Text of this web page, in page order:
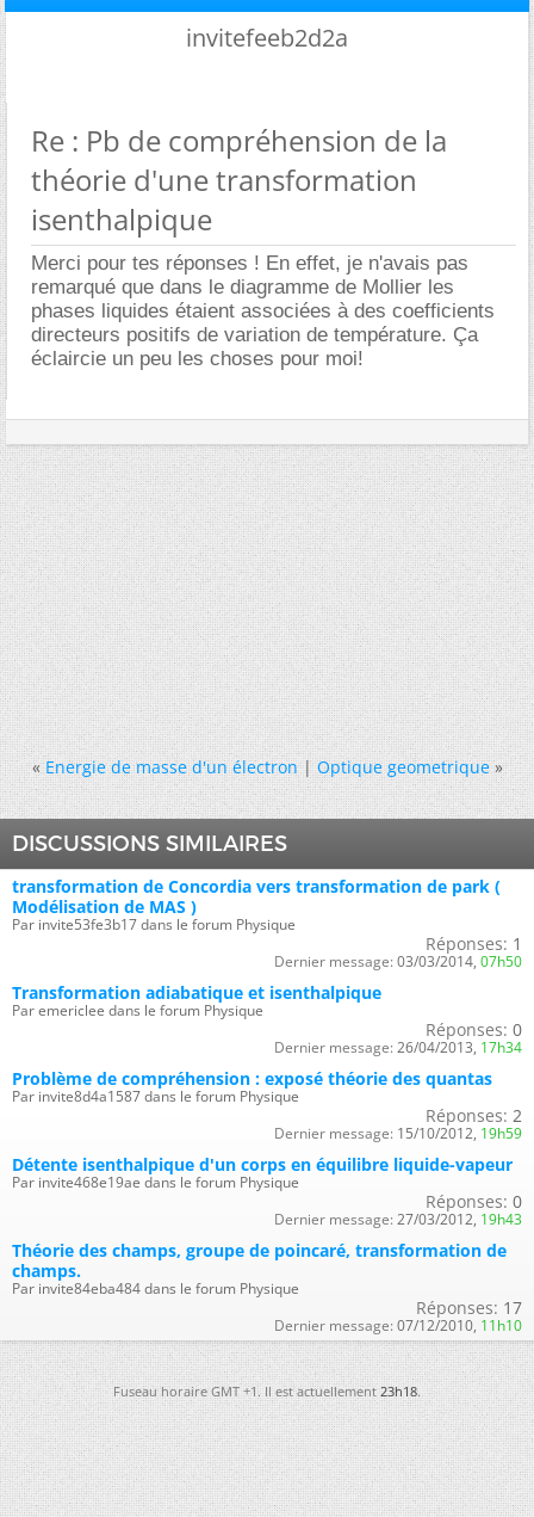
invitefeeb2d2a
Re : Pb de compréhension de la
théorie d'une transformation
isenthalpique
Merci pour tes réponses ! En effet, je n'avais pas
remarqué que dans le diagramme de Mollier les
phases liquides étaient associées à des coefficients
directeurs positifs de variation de température. Ça
éclaircie un peu les choses pour moi!
« Energie de masse d'un électron|Optique geometrique »
DISCUSSIONS SIMILAIRES
transformation de Concordia vers transformation de park (
Modélisation de MAS )
Par invite53fe3b17 dans le forum Physique
Réponses: 1
Dernier message: 03/03/2014, 07h50
Transformation adiabatique et isenthalpique
Par emericlee dans le forum Physique
Réponses: 0
Dernier message: 26/04/2013, 17h34
Problème de compréhension : exposé théorie des quantas
Par invite8d4a1587 dans le forum Physique
Réponses: 2
Dernier message: 15/10/2012, 19h59
Détente isenthalpique d'un corps en équilibre liquide-vapeur
Par invite468e19ae dans le forum Physique
Réponses: 0
Dernier message: 27/03/2012, 19h43
Théorie des champs, groupe de poincaré, transformation de
champs.
Par invite84eba484 dans le forum Physique
Réponses: 17
Dernier message: 07/12/2010, 11h10
Fuseau horaire GMT +1. Il est actuellement23h18.